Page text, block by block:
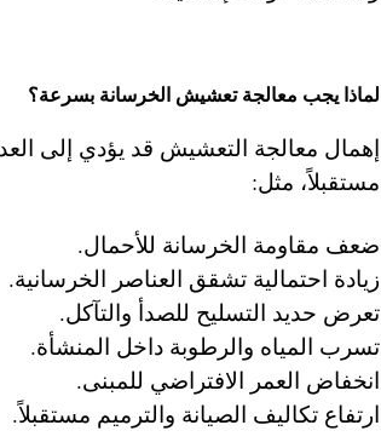
لماذا يجب معالجة تعشيش الخرسانة بسرعة؟
إهمال معالجة التعشيش قد يؤدي إلى
مستقبلاً، مثل:
ضعف مقاومة الخرسانة للأحمال.
زيادة احتمالية تشقق العناصر الخرسانية.
تعرض حديد التسليح للصدأ والتآكل.
تسرب المياه والرطوبة داخل المنشأة.
انخفاض العمر الافتراضي للمبنى.
ارتفاع تكاليف الصيانة والترميم مستقبلاً.